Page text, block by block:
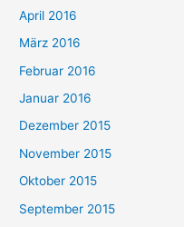
April 2016
März 2016
Februar 2016
Januar 2016
Dezember 2015
November 2015
Oktober 2015
September 2015